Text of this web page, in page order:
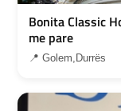
Bonita Classic
me pare
📍 Golem,Durrës